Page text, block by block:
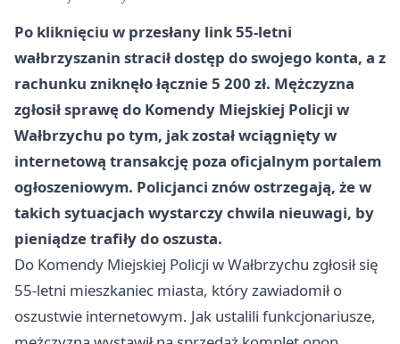
Po kliknięciu w przesłany link 55-letni
wałbrzyszanin stracił dostęp do swojego konta, a z
rachunku zniknęło łącznie 5 200 zł. Mężczyzna
zgłosił sprawę do Komendy Miejskiej Policji w
Wałbrzychu po tym, jak został wciągnięty w
internetową transakcję poza oficjalnym portalem
ogłoszeniowym. Policjanci znów ostrzegają, że w
takich sytuacjach wystarczy chwila nieuwagi, by
pieniądze trafiły do oszusta.
Do Komendy Miejskiej Policji w Wałbrzychu zgłosił się
55-letni mieszkaniec miasta, który zawiadomił o
oszustwie internetowym. Jak ustalili funkcjonariusze,